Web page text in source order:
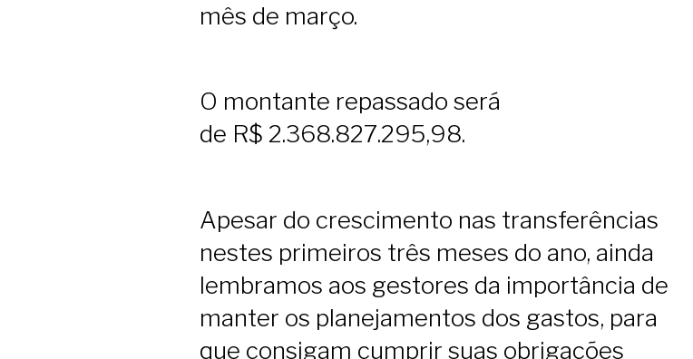
mês de março.
O montante repassado será
de R$ 2.368.827.295,98.
Apesar do crescimento nas transferências
nestes primeiros três meses do ano, ainda
lembramos aos gestores da importância de
manter os planejamentos dos gastos, para
que consigam cumprir suas obrigações